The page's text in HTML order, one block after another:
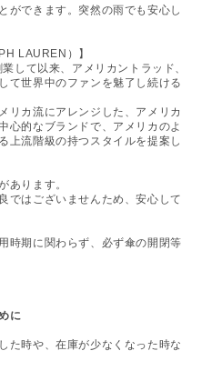
ができます。突然の雨でも安心し
LAUREN）】
して以来、アメリカントラッド、
て世界中のファンを魅了し続ける
リカ流にアレンジした、アメリカ
心的なブランドで、アメリカのよ
上流階級の持つスタイルを提案し
あります。
ではございませんため、安心して
時期に関わらず、必ず傘の開閉等
に
た時や、在庫が少なくなった時な